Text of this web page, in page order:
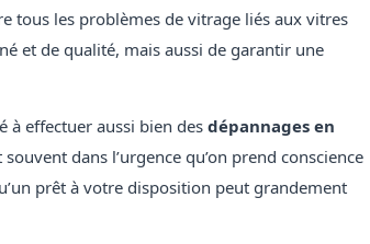
tous les problèmes de vitrage liés aux vitres
et de qualité, mais aussi de garantir une
effectuer aussi bien desdépannages en
dans l’urgence qu’on prend conscience
prêt à votre disposition peut grandement